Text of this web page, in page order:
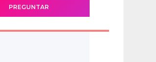
PREGUNTAR